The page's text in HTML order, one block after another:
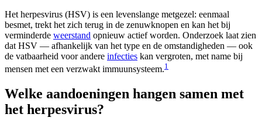
Het herpesvirus (HSV) is een levenslange metgezel: eenmaal
besmet, trekt het zich terug in de zenuwknopen en kan het bij
verminderde weerstand opnieuw actief worden. Onderzoek laat zien
dat HSV — afhankelijk van het type en de omstandigheden — ook
de vatbaarheid voor andere infecties kan vergroten, met name bij
mensen met een verzwakt immuunsysteem.1
Welke aandoeningen hangen samen met
het herpesvirus?